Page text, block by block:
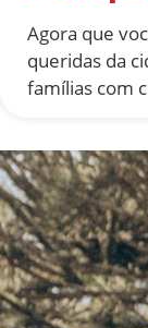
Agora que
queridas da
famílias com